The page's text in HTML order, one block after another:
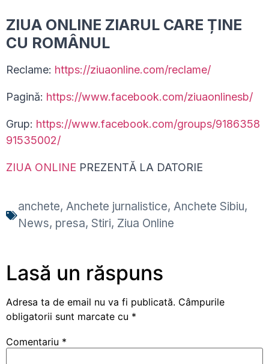
ZIUA ONLINE ZIARUL CARE ȚINE
CU ROMÂNUL
Reclame: https://ziuaonline.com/reclame/
Pagină: https://www.facebook.com/ziuaonlinesb/
Grup: https://www.facebook.com/groups/9186358
91535002/
ZIUA ONLINE PREZENTĂ LA DATORIE
anchete, Anchete jurnalistice, Anchete Sibiu,
News, presa, Stiri, Ziua Online
Lasă un răspuns
Adresa ta de email nu va fi publicată. Câmpurile
obligatorii sunt marcate cu *
Comentariu *